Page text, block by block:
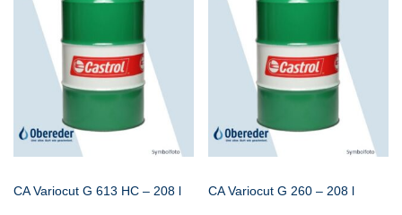
CA Variocut G 613 HC – 208 l CA Variocut G 260 – 208 l